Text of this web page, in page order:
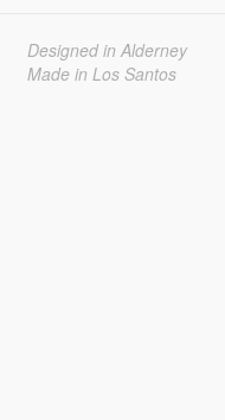
Designed in Alderney
Made in Los Santos